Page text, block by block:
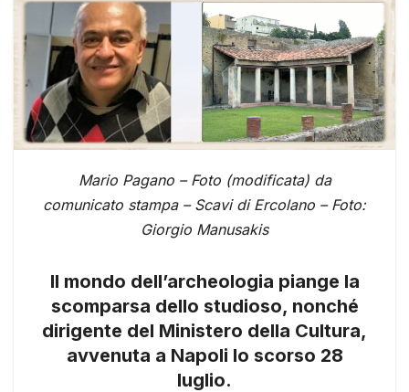
Mario Pagano – Foto (modificata) da
comunicato stampa – Scavi di Ercolano – Foto:
Giorgio Manusakis
Il mondo dell’archeologia piange la
scomparsa dello studioso, nonché
dirigente del Ministero della Cultura,
avvenuta a Napoli lo scorso 28
luglio.